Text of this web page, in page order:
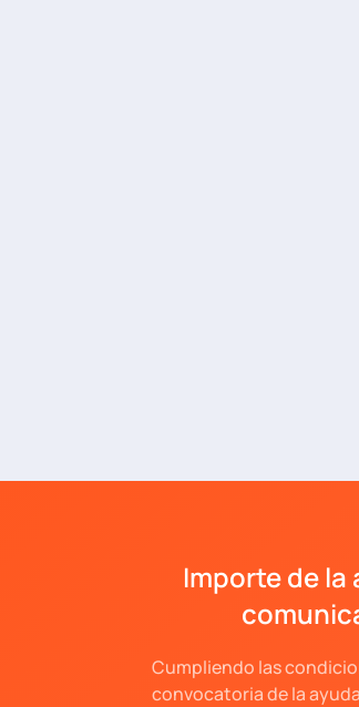
Importe de la
Cumpliendo las
convocatoria de la